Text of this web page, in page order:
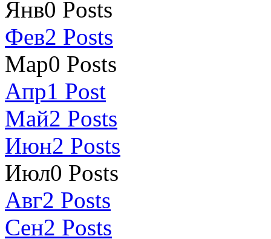
Янв0 Posts
Фев2 Posts
Мар0 Posts
Апр1 Post
Май2 Posts
Июн2 Posts
Июл0 Posts
Авг2 Posts
Сен2 Posts